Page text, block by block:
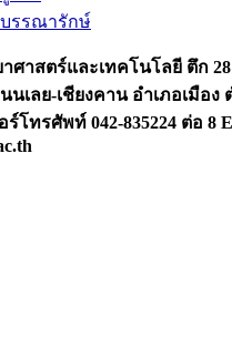
รรณารักษ์
ศาสตร์และเทคโนโลยี ตึก
นเลย-เชียงคาน อำเภอเมือง
อร์โทรศัพท์ 042-835224 ต่อ 8